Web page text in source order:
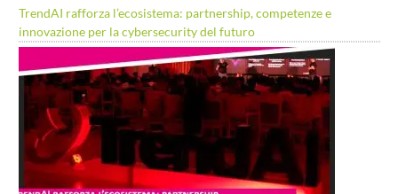
TrendAI rafforza l’ecosistema: partnership, competenze e
innovazione per la cybersecurity del futuro